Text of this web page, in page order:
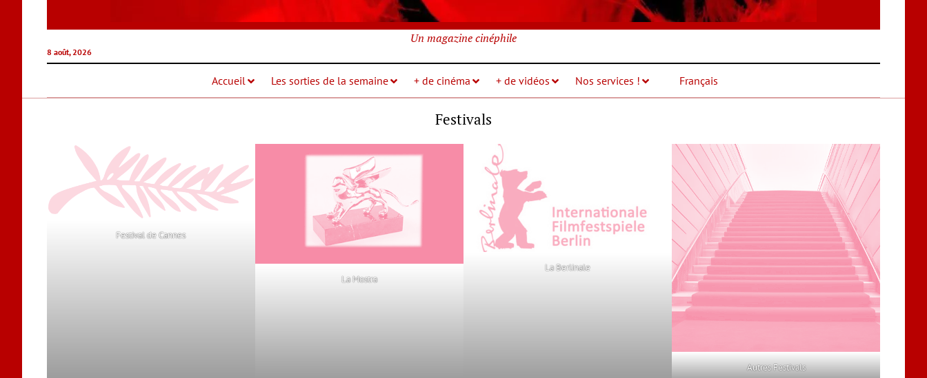
8 août, 2026
Un magazine cinéphile
Accueil Les sorties de la semaine + de cinéma + de vidéos Nos services ! Français
Festivals
Festival de Cannes
La Mostra
La Berlinale
Autres Festivals